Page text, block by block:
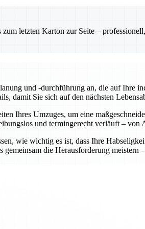
letzten Karton zur Seite –
und -durchführung an, die auf Ihre
damit Sie sich auf den nächsten
Ihres Umzuges, um eine
und termingerecht verläuft –
wie wichtig es ist, dass Ihre
die Herausforderung meistern